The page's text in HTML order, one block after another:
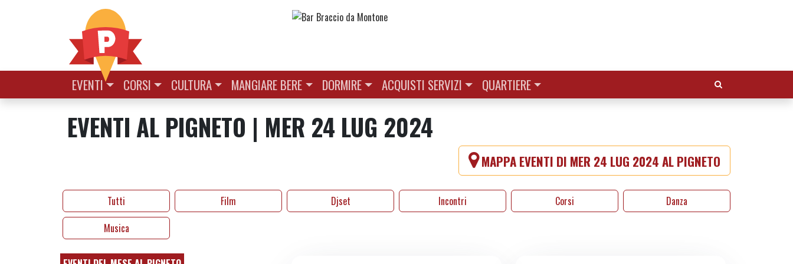
EVENTI CORSI CULTURA MANGIARE BERE DORMIRE ACQUISTI SERVIZI QUARTIERE Cerca:
EVENTI AL PIGNETO | MER 24 LUG 2024
MAPPA EVENTI DI MER 24 LUG 2024 AL PIGNETO
Tutti Film Djset Incontri Corsi
Danza
Musica